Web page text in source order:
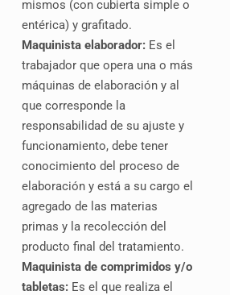
mismos (con cubierta simple o
entérica) y grafitado.
Maquinista elaborador:Es el
trabajador que opera una o más
máquinas de elaboración y al
que corresponde la
responsabilidad de su ajuste y
funcionamiento, debe tener
conocimiento del proceso de
elaboración y está a su cargo el
agregado de las materias
primas y la recolección del
producto final del tratamiento.
Maquinista de comprimidos y/o
tabletas:Es el que realiza el